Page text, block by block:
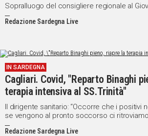
Sopralluogo del consigliere regionale al
Redazione Sardegna Live
IN SARDEGNA
Cagliari. Covid, "Reparto Binaghi
terapia intensiva al SS.Trinità"
Il dirigente sanitario: “Occorre che i positivi
se vengono al pronto soccorso ci
persone in attesa che ci creando problemi
Redazione Sardegna Live